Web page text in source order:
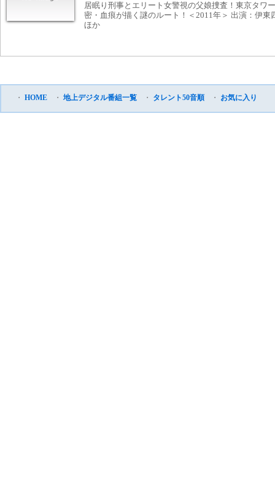
居眠り刑事とエリート女警視の父娘捜査！東京タワ
密・血痕が描く謎のルート！＜2011年＞ 出演：伊
ほか
・ HOME ・ 地上デジタル番組一覧 ・ タレント50音順 ・ お気に入り